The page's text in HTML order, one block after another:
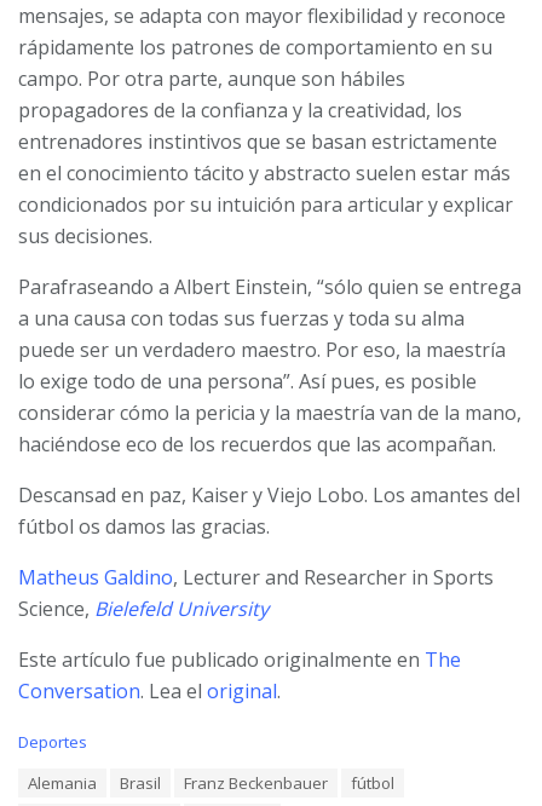
mensajes, se adapta con mayor flexibilidad y reconoce
rápidamente los patrones de comportamiento en su
campo. Por otra parte, aunque son hábiles
propagadores de la confianza y la creatividad, los
entrenadores instintivos que se basan estrictamente
en el conocimiento tácito y abstracto suelen estar más
condicionados por su intuición para articular y explicar
sus decisiones.
Parafraseando a Albert Einstein, “sólo quien se entrega
a una causa con todas sus fuerzas y toda su alma
puede ser un verdadero maestro. Por eso, la maestría
lo exige todo de una persona”. Así pues, es posible
considerar cómo la pericia y la maestría van de la mano,
haciéndose eco de los recuerdos que las acompañan.
Descansad en paz, Kaiser y Viejo Lobo. Los amantes del
fútbol os damos las gracias.
Matheus Galdino, Lecturer and Researcher in Sports
Science, Bielefeld University
Este artículo fue publicado originalmente en The
Conversation. Lea el original.
C
Deportes
Alemania Brasil Franz Beckenbauer
fútbol